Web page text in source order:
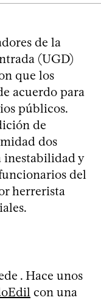
de la
(UGD)
que los
acuerdo para
públicos.
de
dos
inestabilidad y
del
herrerista
. Hace unos
con una